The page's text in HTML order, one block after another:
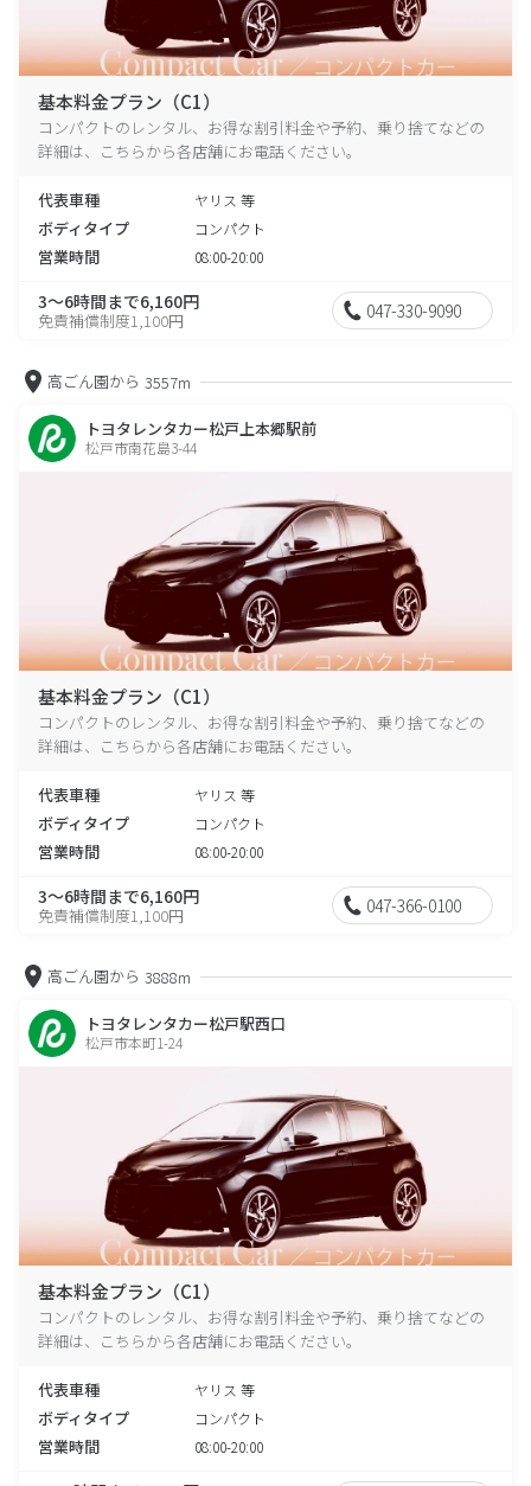
基本料金プラン（C1）
コンパクトのレンタル、お得な割引料金や予約、乗り捨てなどの
詳細は、こちらから各店舗にお電話ください。
代表車種 ヤリス 等
ボディタイプ コンパクト
営業時間 08:00-20:00
3～6時間まで6,160円
免責補償制度1,100円 047-330-9090
高ごん園から 3557m
トヨタレンタカー松戸上本郷駅前
松戸市南花島3-44
基本料金プラン（C1）
コンパクトのレンタル、お得な割引料金や予約、乗り捨てなどの
詳細は、こちらから各店舗にお電話ください。
代表車種 ヤリス 等
ボディタイプ コンパクト
営業時間 08:00-20:00
3～6時間まで6,160円
免責補償制度1,100円 047-366-0100
高ごん園から 3888m
トヨタレンタカー松戸駅西口
松戸市本町1-24
基本料金プラン（C1）
コンパクトのレンタル、お得な割引料金や予約、乗り捨てなどの
詳細は、こちらから各店舗にお電話ください。
代表車種 ヤリス 等
ボディタイプ コンパクト
営業時間 08:00-20:00